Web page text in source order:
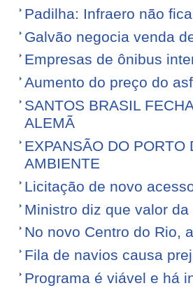
Padilha: Infraero não
Galvão negocia venda
Empresas de ônibus
Aumento do preço do
SANTOS BRASIL
ALEMÃ
EXPANSÃO DO PORTO
AMBIENTE
Licitação de novo
Ministro diz que valor
No novo Centro do Rio,
Fila de navios causa
Programa é viável e há